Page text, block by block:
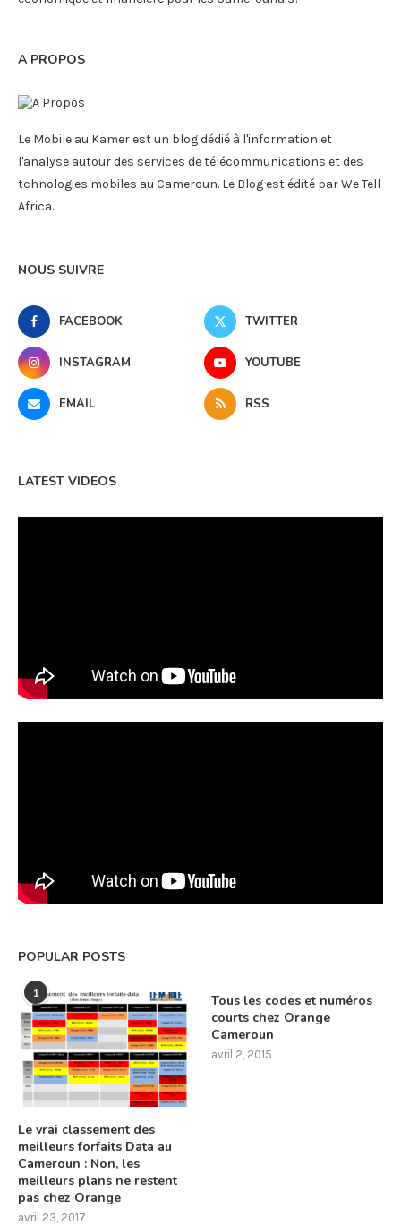
A PROPOS
Le Mobile au Kamer est un blog dédié à l'information et
l'analyse autour des services de télécommunications et des
tchnologies mobiles au Cameroun. Le Blog est édité par We Tell
Africa.
NOUS SUIVRE
FACEBOOK TWITTER
INSTAGRAM YOUTUBE
EMAIL RSS
LATEST VIDEOS
POPULAR POSTS
1
Le vrai classement des
meilleurs forfaits Data au
Cameroun : Non, les
meilleurs plans ne restent
pas chez Orange
avril 23, 2017
Tous les codes et numéros
courts chez Orange
Cameroun
avril 2, 2015